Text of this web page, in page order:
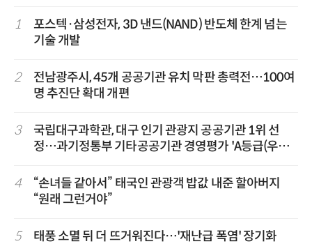
1
포스텍·삼성전자, 3D 낸드(NAND) 반도체 한계 넘는
기술 개발
2
전남광주시, 45개 공공기관 유치 막판 총력전…100여
명 추진단 확대 개편
3
국립대구과학관, 대구 인기 관광지 공공기관 1위 선
정…과기정통부 기타공공기관 경영평가 'A등급(우수)'
4
“손녀들 같아서” 태국인 관광객 밥값 내준 할아버지
“원래 그런거야”
5 태풍 소멸 뒤 더 뜨거워진다…'재난급 폭염' 장기화